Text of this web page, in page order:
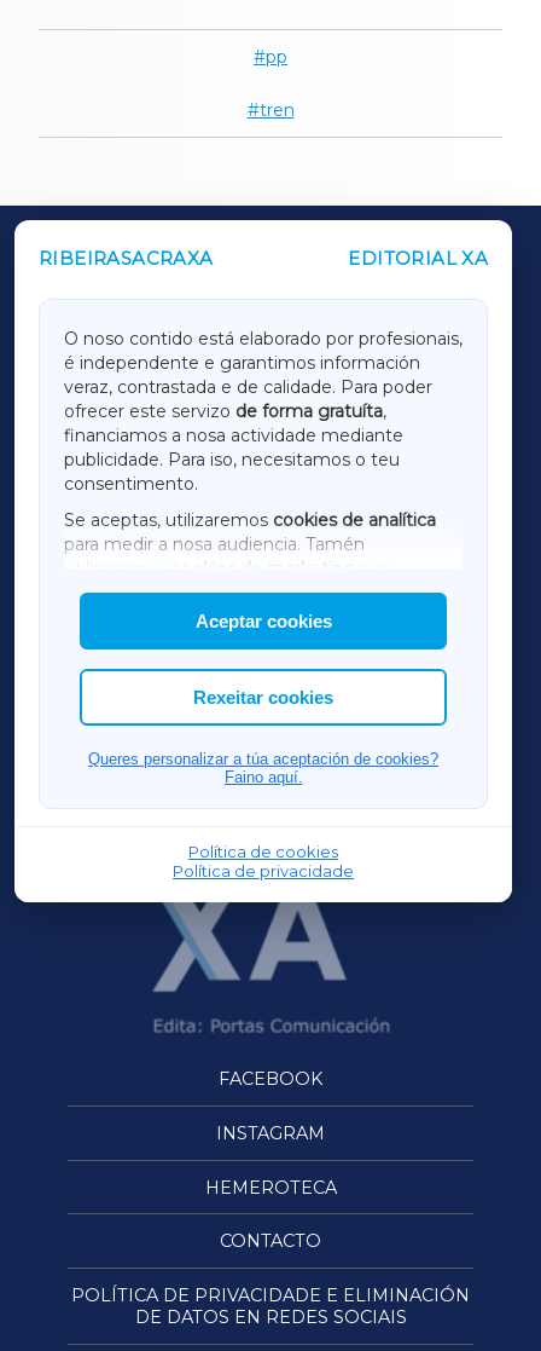
pp
tren
RIBEIRASACRAXA EDITORIAL XA
O noso contido está elaborado por profesionais,
é independente e garantimos información
veraz, contrastada e de calidade. Para poder
ofrecer este servizo de forma gratuíta,
financiamos a nosa actividade mediante
publicidade. Para iso, necesitamos o teu
consentimento.
Se aceptas, utilizaremos cookies de analítica
para medir a nosa audiencia. Tamén
utilizaremos
cookies de marketing
mostrar publicidade de terceiros.
Así mesmo, podes personalizar a elección das
cookies que desexas permitir.
Aceptar cookies
Rexeitar cookies
Queres personalizar a túa aceptación de cookies?
Faino aquí.
Política de cookies
Política de privacidade
OUTROS PERIÓDICOS
LUGOXA
TERRACHAXA
AMARIÑAXA
RIBEIRASACRAXA
ACORUÑAXA
FERROLXA
OURENSEXA
FACEBOOK
INSTAGRAM
HEMEROTECA
CONTACTO
POLÍTICA DE PRIVACIDADE E ELIMINACIÓN
DE DATOS EN REDES SOCIAIS